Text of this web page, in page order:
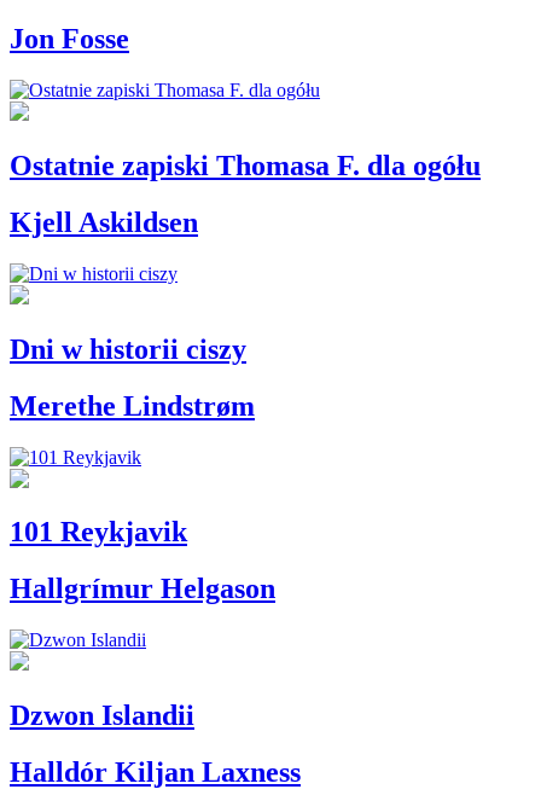
Jon Fosse
Ostatnie zapiski Thomasa F. dla ogółu
Kjell Askildsen
Dni w historii ciszy
Merethe Lindstrøm
101 Reykjavik
Hallgrímur Helgason
Dzwon Islandii
Halldór Kiljan Laxness